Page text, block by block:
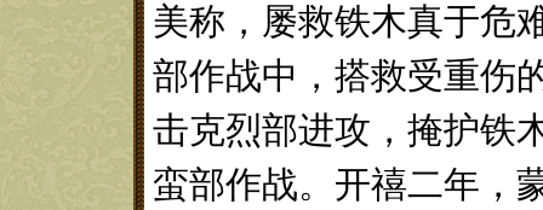
美称，屡救铁木真于危
部作战中，搭救受重伤
击克烈部进攻，掩护铁
蛮部作战。开禧二年，